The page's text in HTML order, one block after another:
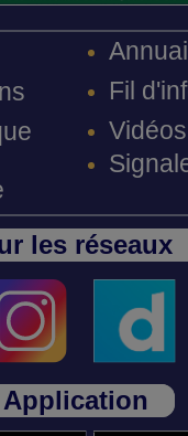
Fil
Vidéos
les réseaux
Application